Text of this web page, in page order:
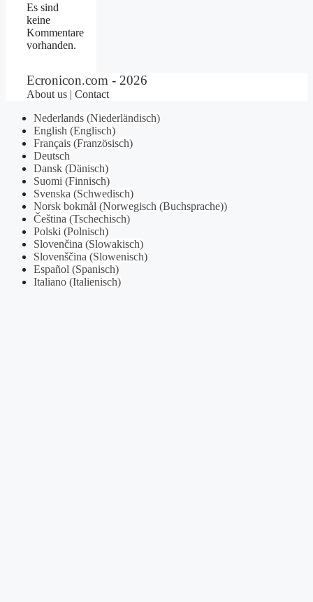
Es sind
keine
Kommentare
vorhanden.
Ecronicon.com - 2026
About us | Contact
Nederlands (Niederländisch)
English (Englisch)
Français (Französisch)
Deutsch
Dansk (Dänisch)
Suomi (Finnisch)
Svenska (Schwedisch)
Norsk bokmål (Norwegisch (Buchsprache))
Čeština (Tschechisch)
Polski (Polnisch)
Slovenčina (Slowakisch)
Slovenščina (Slowenisch)
Español (Spanisch)
Italiano (Italienisch)